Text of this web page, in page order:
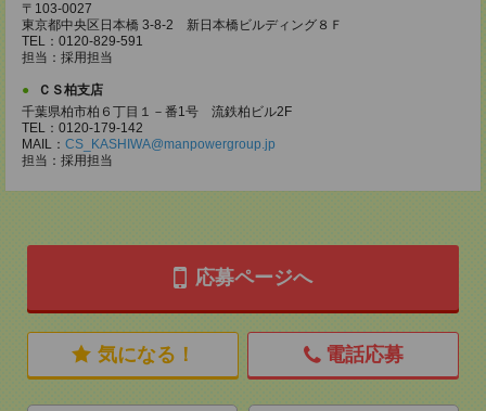
〒103-0027
東京都中央区日本橋 3-8-2 新日本橋ビルディング８Ｆ
TEL：0120-829-591
担当：採用担当
ＣＳ柏支店
千葉県柏市柏６丁目１－番1号 流鉄柏ビル2F
TEL：0120-179-142
MAIL： CS_KASHIWA@manpowergroup.jp
担当：採用担当
応募ページへ
気になる！ 電話応募